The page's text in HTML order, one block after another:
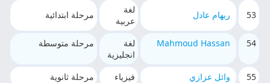
53 ريهام عادل
لغة
عربية
مرحلة ابتدائية
54
Mahmoud Hassan
لغة
انجليزية
مرحلة متوسطة
55 وائل عزازي فيزياء
مرحلة ثانوية